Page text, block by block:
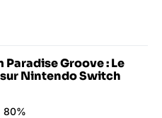
Paradise Groove : Le
sur Nintendo Switch
80%